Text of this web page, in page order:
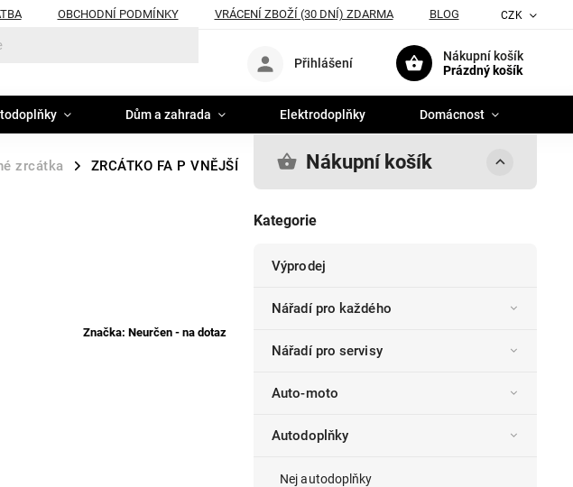
OBCHODNÍ PODMÍNKY VRÁCENÍ ZBOŽÍ (30 DNÍ) ZDARMA BLOG CZK
Nákupní košík
Prázdný košík
Přihlášení
Dům a zahrada Elektrodoplňky Domácnost
zrcátka / ZRCÁTKO FA P VNĚJŠÍ Nákupní košík
Kategorie
Výprodej
Nářadí pro každého
Nářadí pro servisy
Auto-moto
Autodoplňky
Nej autodoplňky
Značka: Neurčen - na dotaz